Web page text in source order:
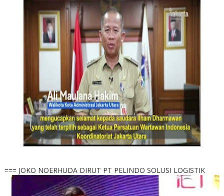
=== JOKO NOERHUDA DIRUT PT PELINDO SOLUSI LOGISTIK